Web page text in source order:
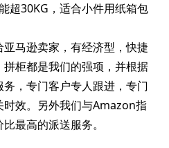
超30KG，适合小件用纸箱包
马逊卖家，有经济型，快捷
柜都是我们的强项，并根据
，专门客户专人跟进，专门
效。另外我们与Amazon指
最高的派送服务。